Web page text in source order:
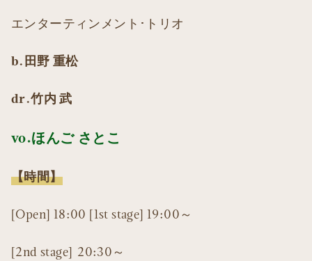
エンターティンメント･トリオ
b.田野 重松
dr.竹内 武
vo.ほんご さとこ
【時間】
[Open] 18:00 [1st stage] 19:00～
[2nd stage] 20:30～